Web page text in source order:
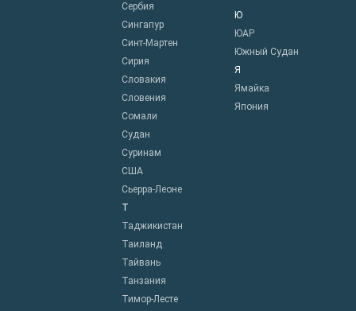
Сербия
Сингапур
Синт-Мартен
Сирия
Словакия
Словения
Сомали
Судан
Суринам
США
Сьерра-Леоне
Т
Таджикистан
Таиланд
Тайвань
Танзания
Тимор-Лесте
Ю
ЮАР
Южный Судан
Я
Ямайка
Япония